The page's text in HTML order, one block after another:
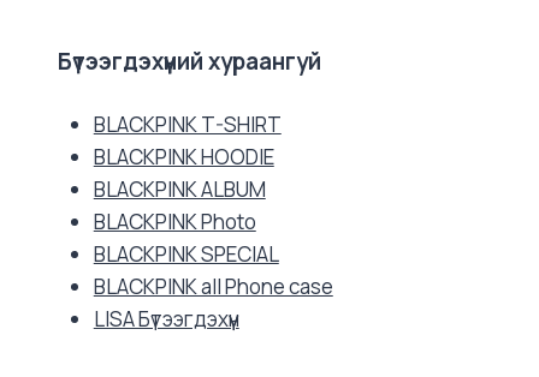
Бүтээгдэхүүний хураангуй
BLACKPINK T-SHIRT
BLACKPINK HOODIE
BLACKPINK ALBUM
BLACKPINK Photo
BLACKPINK SPECIAL
BLACKPINK all Phone case
LISA Бүтээгдэхүүн